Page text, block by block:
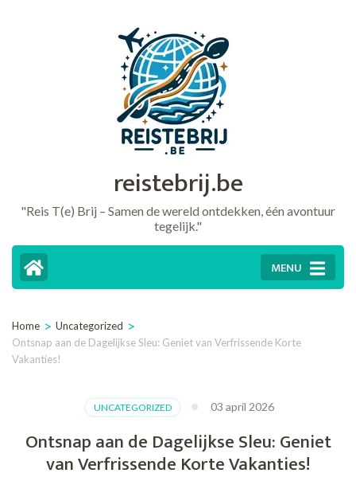
reistebrij.be
"Reis T(e) Brij – Samen de wereld ontdekken, één avontuur
tegelijk."
MENU
Home > Uncategorized >
Ontsnap aan de Dagelijkse Sleu: Geniet van Verfrissende Korte
Vakanties!
UNCATEGORIZED 03 april 2026
Ontsnap aan de Dagelijkse Sleu: Geniet
van Verfrissende Korte Vakanties!